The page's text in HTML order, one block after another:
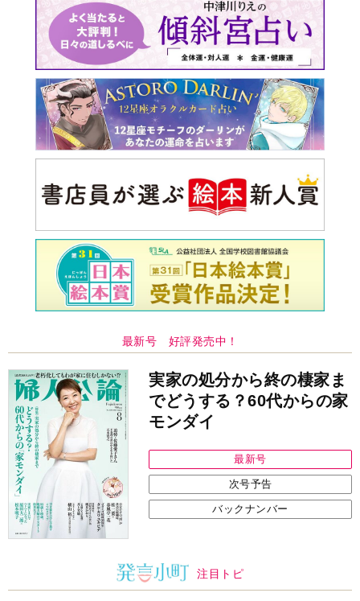
最新号 好評発売中！
実家の処分から終の棲家ま
でどうする？60代からの家
モンダイ
最新号
次号予告
バックナンバー
注目トピ